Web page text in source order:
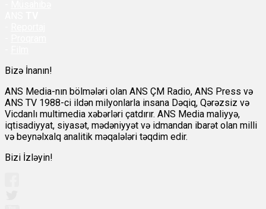
Bizə İnanın!
ANS Media-nın bölmələri olan ANS ÇM Radio, ANS Press və
ANS TV 1988-ci ildən milyonlarla insana Dəqiq, Qərəzsiz və
Vicdanlı multimedia xəbərləri çatdırır. ANS Media maliyyə,
iqtisadiyyat, siyasət, mədəniyyət və idmandan ibarət olan milli
və beynəlxalq analitik məqalələri təqdim edir.
Bizi İzləyin!